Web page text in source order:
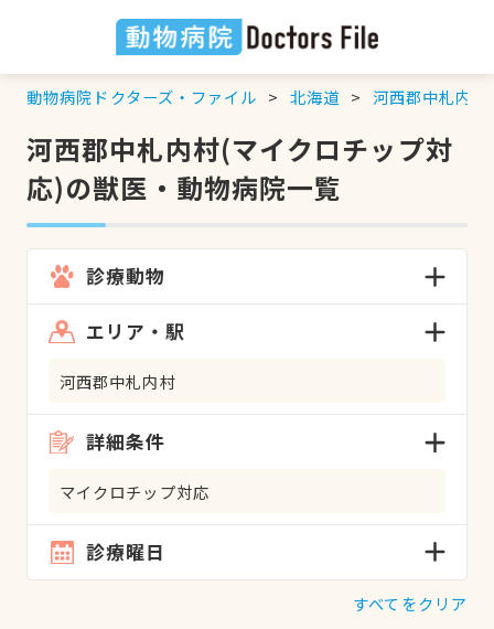
動物病院ドクターズ・ファイル 北海道 河西郡中札内村
河西郡中札内村(マイクロチップ対
応)の獣医・動物病院一覧
診療動物
エリア・駅
河西郡中札内村
詳細条件
マイクロチップ対応
診療曜日
すべてをクリア